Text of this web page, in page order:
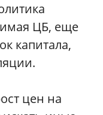
ЦБ, еще
капитала,
цен на